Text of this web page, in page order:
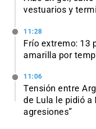
vestuarios y
11:28
Frío extremo: 13
amarilla por
11:06
Tensión entre
de Lula le pidió a
agresiones”